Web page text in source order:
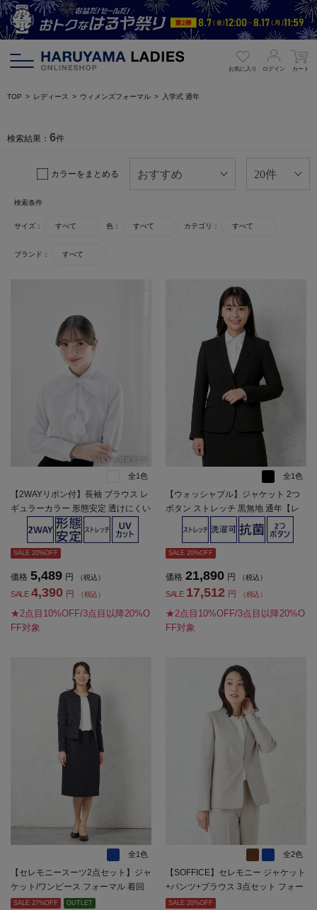
お気に入り ログイン カート
TOP レディース ウィメンズフォーマル 入学式 通年
検索結果： 6件
カラーをまとめる
検索条件
サイズ： すべて 色： すべて カテゴリ： すべて
ブランド： すべて
全1色
【2WAYリボン付】長袖 ブラウス レ
ギュラーカラー 形態安定 透けにくい
無地 ViVi 通年【レディース】
SALE 20%OFF
価格 5,489 円 （税込）
SALE 4,390 円 （税込）
★2点目10%OFF/3点目以降20%O
FF対象
全1色
【ウォッシャブル】ジャケット 2つ
ボタン ストレッチ 黒無地 通年【レ
SALE 20%OFF
価格 21,890 円 （税込）
SALE 17,512 円 （税込）
★2点目10%OFF/3点目以降20%O
FF対象
全1色
【セレモニースーツ2点セット】ジャ
ケット/ワンピース フォーマル 着回
し 織柄無地 SOFFICE 通年 礼服【レ
SALE 27%OFF OUTLET
全2色
【SOFFICE】セレモニー ジャケット
+パンツ+ブラウス 3点セット フォー
マル ソフィーチェ 通年 礼服 【レデ
SALE 20%OFF